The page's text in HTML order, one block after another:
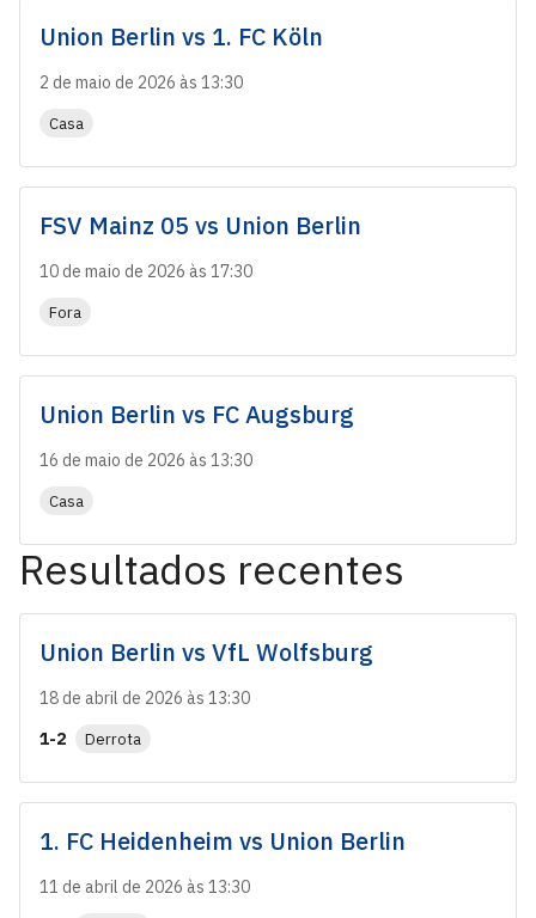
Union Berlin vs 1. FC Köln
2 de maio de 2026 às 13:30
Casa
FSV Mainz 05 vs Union Berlin
10 de maio de 2026 às 17:30
Fora
Union Berlin vs FC Augsburg
16 de maio de 2026 às 13:30
Casa
Resultados recentes
Union Berlin vs VfL Wolfsburg
18 de abril de 2026 às 13:30
1-2
Derrota
1. FC Heidenheim vs Union Berlin
11 de abril de 2026 às 13:30